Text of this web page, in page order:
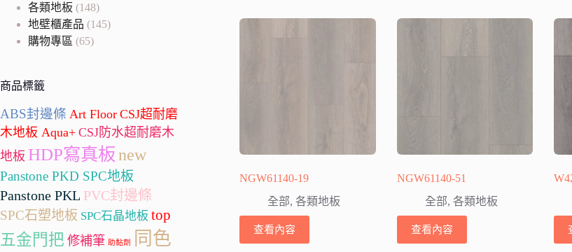
NGW61140-19
全部,各類地板
查看內容
NGW61140-51
全部, 各類地板
查看內容
各類地板 (148)
地壁櫃產品 (145)
購物專區 (65)
商品標籤
ABS封邊條 Art Floor CSJ超耐磨
木地板 Aqua+ CSJ防水超耐磨木
地板 HDP寫真板new
Panstone PKD SPC地板
Panstone PKL PVC封邊條
SPC石塑地板 SPC石晶地板 top
五金門把 修補筆 助黏劑
同色